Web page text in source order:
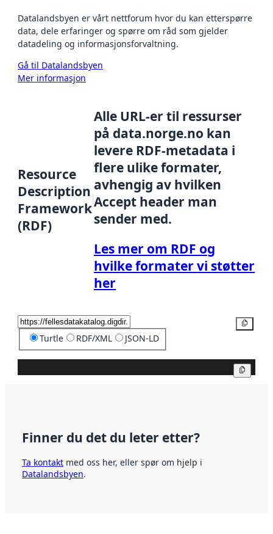
Datalandsbyen er vårt nettforum hvor du kan etterspørre
data, dele erfaringer og spørre om råd som gjelder
datadeling og informasjonsforvaltning.
Gå til Datalandsbyen
Mer informasjon
Resource
Description
Framework
(RDF)
Alle URL-er til ressurser
på data.norge.no kan
levere RDF-metadata i
flere ulike formater,
avhengig av hvilken
Accept header man
sender med.
Les mer om RDF og
hvilke formater vi støtter
her
Turtle RDF/XML JSON-LD
Finner du det du leter etter?
Ta kontakt med oss her, eller spør om hjelp i
Datalandsbyen.